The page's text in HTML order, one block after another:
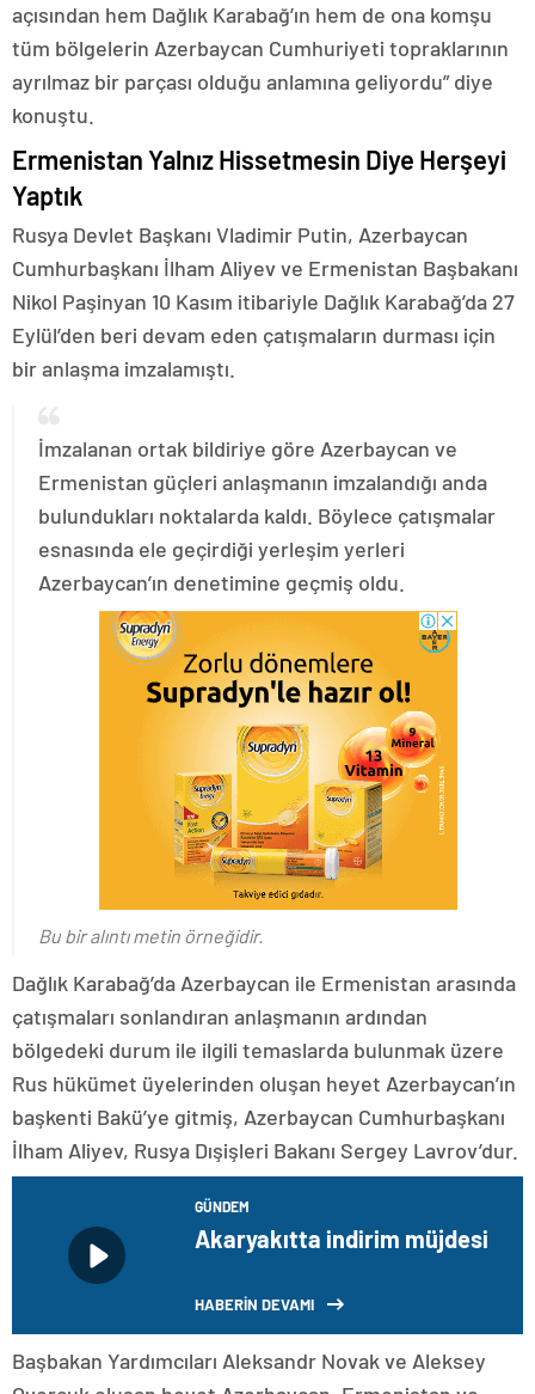
açısından hem Dağlık Karabağ’ın hem de ona komşu
tüm bölgelerin Azerbaycan Cumhuriyeti topraklarının
ayrılmaz bir parçası olduğu anlamına geliyordu” diye
konuştu.
Ermenistan Yalnız Hissetmesin Diye Herşeyi
Yaptık
Rusya Devlet Başkanı Vladimir Putin, Azerbaycan
Cumhurbaşkanı İlham Aliyev ve Ermenistan Başbakanı
Nikol Paşinyan 10 Kasım itibariyle Dağlık Karabağ’da 27
Eylül’den beri devam eden çatışmaların durması için
bir anlaşma imzalamıştı.
İmzalanan ortak bildiriye göre Azerbaycan ve
Ermenistan güçleri anlaşmanın imzalandığı anda
bulundukları noktalarda kaldı. Böylece çatışmalar
esnasında ele geçirdiği yerleşim yerleri
Azerbaycan’ın denetimine geçmiş oldu.
Bu bir alıntı metin örneğidir.
Dağlık Karabağ’da Azerbaycan ile Ermenistan arasında
çatışmaları sonlandıran anlaşmanın ardından
bölgedeki durum ile ilgili temaslarda bulunmak üzere
Rus hükümet üyelerinden oluşan heyet Azerbaycan’ın
başkenti Bakü’ye gitmiş, Azerbaycan Cumhurbaşkanı
İlham Aliyev, Rusya Dışişleri Bakanı Sergey Lavrov’dur.
GÜNDEM
Akaryakıtta indirim müjdesi
HABERİN DEVAMI
Başbakan Yardımcıları Aleksandr Novak ve Aleksey